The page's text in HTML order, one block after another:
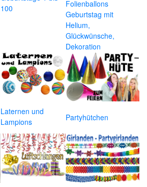
100
Folienballons
Geburtstag mit
Helium,
Glückwünsche,
Dekoration
Laternen und
Lampions
Partyhütchen